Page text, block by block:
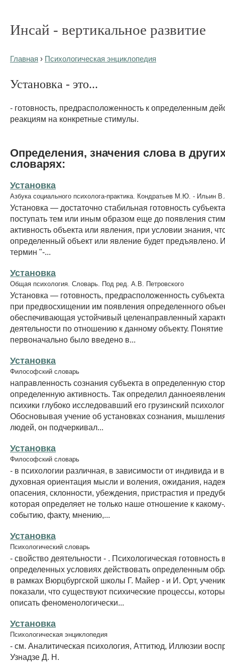
Инсай - вертикальное развитие
Главная › Психологическая энциклопедия
Установка - это...
- готовность, предрасположенность к определенным
реакциям на конкретные стимулы.
Определения, значения слова в
словарях:
Установка
Азбука социального психолога-практика. Кондратьев М.Ю. - Ильин
Установка — достаточно стабильная готовность
поступать тем или иным образом еще до появления
активность объекта или явления, при условии знания,
определенный объект или явление будет предъявлено.
термин "-...
Установка
Общая психология. Словарь. Под ред. А.В. Петровского
Установка — готовность, предрасположенность
при предвосхищении им появления определенного
обеспечивающая устойчивый целенаправленный
деятельности по отношению к данному объекту. Понятие
первоначально было введено в...
Установка
Философский словарь
направленность сознания субъекта в определенную
определенную активность. Так определил
психики глубоко исследовавший его грузинский
Обосновывая учение об установках сознания,
людей, он подчеркивал...
Установка
Философский словарь
- в психологии различная, в зависимости от индивида и
духовная ориентация мысли и воления, ожидания,
опасения, склонности, убеждения, пристрастия и
которая определяет не только наше отношение к
событию, факту, мнению,...
Установка
Психологический словарь
- свойство деятельности - . Психологическая готовность
определенных условиях действовать определенным
в рамках Вюрцбургской школы Г. Майер - и И. Орт,
показали, что существуют психические процессы,
описать феноменологически...
Установка
Психологическая энциклопедия
- см. Аналитическая психология, Аттитюд, Иллюзии
Узнадзе Д. Н.